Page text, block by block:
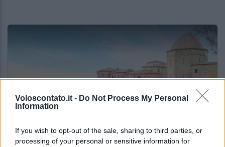
Voloscontato.it - Do Not Process My Personal
Information
If you wish to opt-out of the sale, sharing to third parties, or
processing of your personal or sensitive information for
ITALIA